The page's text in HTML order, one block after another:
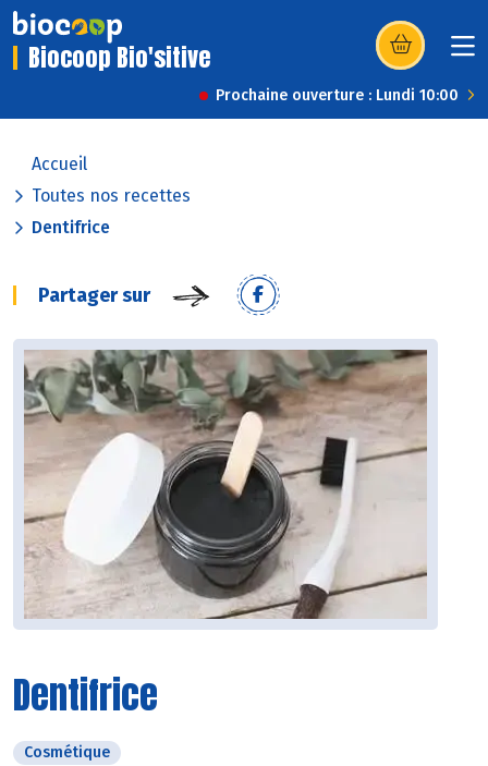
Biocoop Bio'sitive (s’ouvre dans
Prochaine ouverture : Lundi 10:00
Accueil
Toutes nos recettes
Dentifrice
Partager sur
Dentifrice
Cosmétique